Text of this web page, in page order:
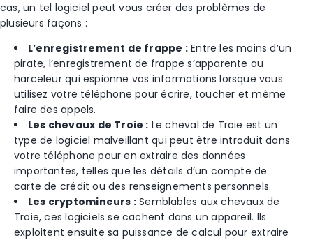
cas, un tel logiciel peut vous créer des problèmes de
plusieurs façons :
L’enregistrement de frappe :Entre les mains d’un
pirate, l’enregistrement de frappe s’apparente au
harceleur qui espionne vos informations lorsque vous
utilisez votre téléphone pour écrire, toucher et même
faire des appels.
Les chevaux de Troie : Le cheval de Troie est un
type de logiciel malveillant qui peut être introduit dans
votre téléphone pour en extraire des données
importantes, telles que les détails d’un compte de
carte de crédit ou des renseignements personnels.
Les cryptomineurs : Semblables aux chevaux de
Troie, ces logiciels se cachent dans un appareil. Ils
exploitent ensuite sa puissance de calcul pour extraire